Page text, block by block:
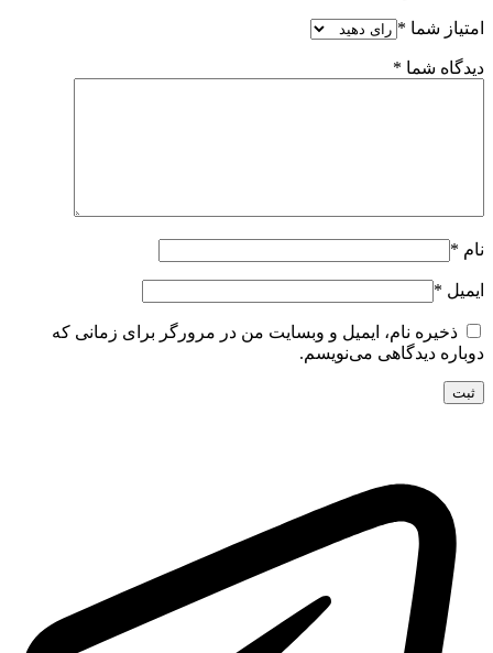
امتیاز شما *
دیدگاه شما *
نام *
ایمیل *
ذخیره نام، ایمیل و وبسایت من در مرورگر برای زمانی که
دوباره دیدگاهی می‌نویسم.